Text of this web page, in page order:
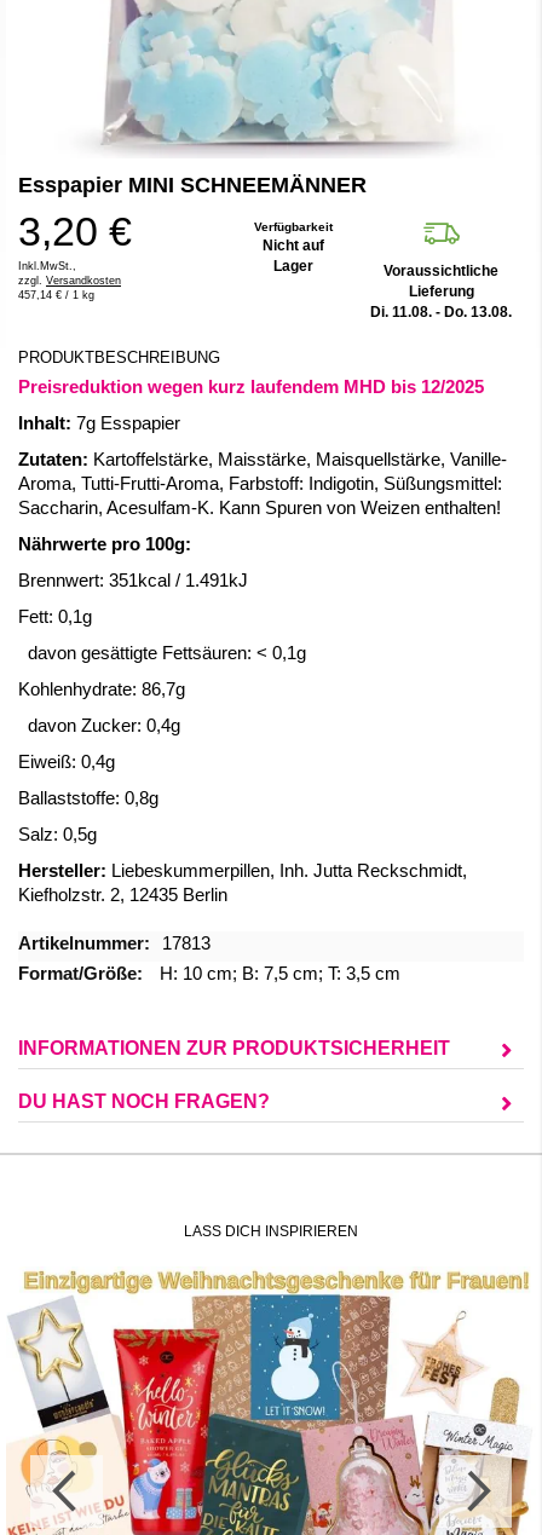
Anfang
Bildergalerie
springen
Esspapier MINI SCHNEEMÄNNER
3,20 €
Inkl.MwSt.,
zzgl. Versandkosten
457,14 € / 1 kg
Verfügbarkeit
Nicht auf
Lager
Voraussichtliche
Lieferung
Di. 11.08. - Do. 13.08.
PRODUKTBESCHREIBUNG
Preisreduktion wegen kurz laufendem MHD bis 12/2025
Inhalt: 7g Esspapier
Zutaten: Kartoffelstärke, Maisstärke, Maisquellstärke, Vanille-
Aroma, Tutti-Frutti-Aroma, Farbstoff: Indigotin, Süßungsmittel:
Saccharin, Acesulfam-K. Kann Spuren von Weizen enthalten!
Nährwerte pro 100g:
Brennwert: 351kcal / 1.491kJ
Fett: 0,1g
davon gesättigte Fettsäuren: < 0,1g
Kohlenhydrate: 86,7g
davon Zucker: 0,4g
Eiweiß: 0,4g
Ballaststoffe: 0,8g
Salz: 0,5g
Hersteller: Liebeskummerpillen, Inh. Jutta Reckschmidt,
Kiefholzstr. 2, 12435 Berlin
Mehr
Informationen
17813
H: 10 cm; B: 7,5 cm; T: 3,5 cm
INFORMATIONEN ZUR PRODUKTSICHERHEIT
DU HAST NOCH FRAGEN?
LASS DICH INSPIRIEREN